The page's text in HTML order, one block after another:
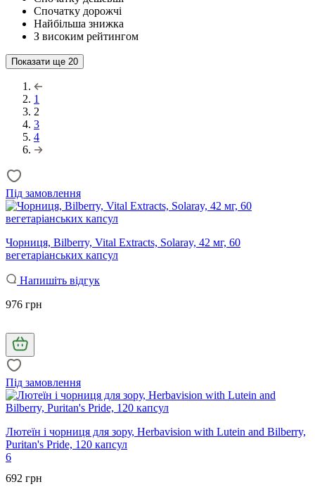
Спочатку дорожчі
Найбільша знижка
З високим рейтингом
Показати ще 20
1
2
3
4
Під замовлення
Чорниця, Bilberry, Vital Extracts, Solaray, 42 мг, 60
вегетаріанських капсул
Напишіть відгук
976 грн
Під замовлення
Лютеїн і чорниця для зору, Herbavision with Lutein and Bilberry,
Puritan's Pride, 120 капсул
6
692 грн